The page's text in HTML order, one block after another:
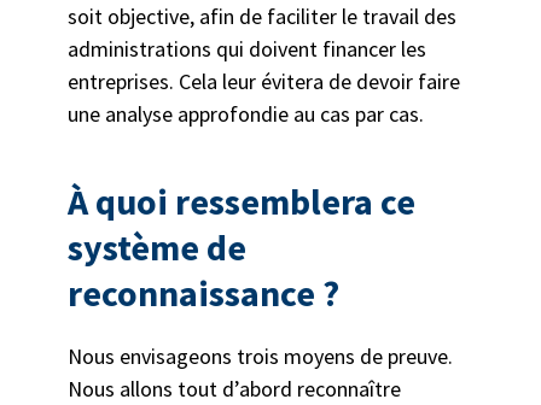
soit objective, afin de faciliter le travail des
administrations qui doivent financer les
entreprises. Cela leur évitera de devoir faire
une analyse approfondie au cas par cas.
À quoi ressemblera ce
système de
reconnaissance ?
Nous envisageons trois moyens de preuve.
Nous allons tout d’abord reconnaître